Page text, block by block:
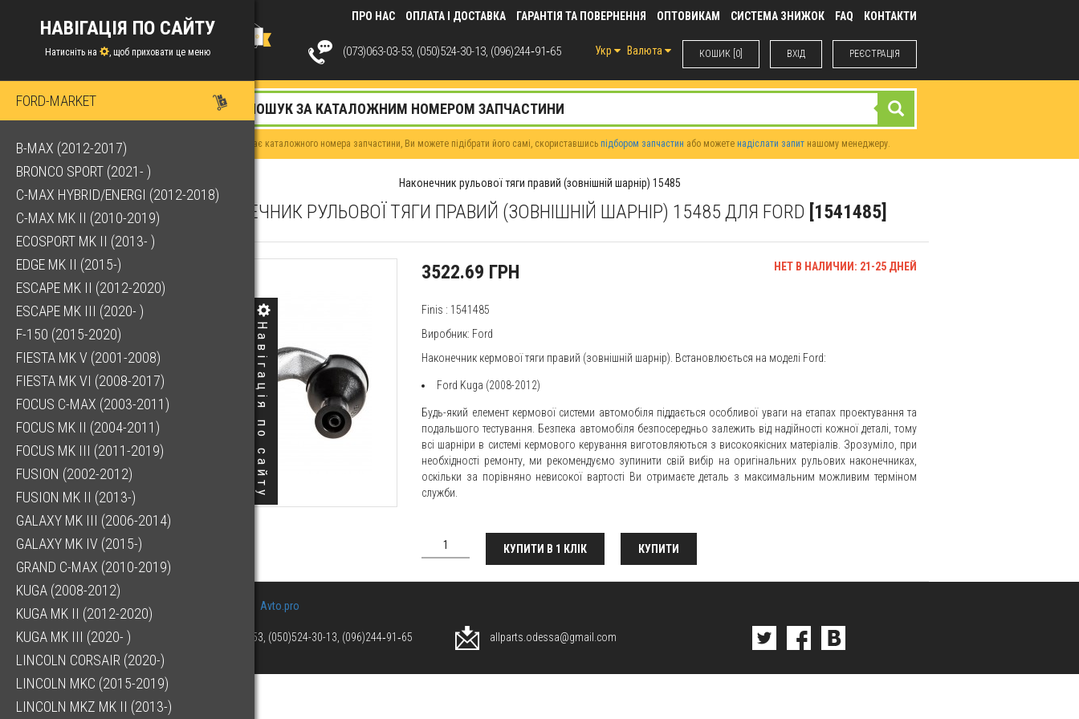
Навігація по сайту
ПРО НАС ОПЛАТА І ДОСТАВКА ГАРАНТІЯ ТА ПОВЕРНЕННЯ ОПТОВИКАМ СИСТЕМА ЗНИЖОК FAQ КОНТАКТИ
КОШИК [0] ВХIД РЕЄСТРАЦІЯ
Укр Валюта
(073)063-03-53, (050)524-30-13, (096)244‑91‑65
НАВІГАЦІЯ ПО САЙТУ
Натисніть на , щоб приховати це меню
FORD-MARKET
B-MAX (2012-2017)
BRONCO SPORT (2021- )
C-MAX HYBRID/ENERGI (2012-2018)
C-MAX MK II (2010-2019)
ECOSPORT MK II (2013- )
EDGE MK II (2015-)
ESCAPE MK II (2012-2020)
ESCAPE MK III (2020- )
F-150 (2015-2020)
FIESTA MK V (2001-2008)
FIESTA MK VI (2008-2017)
FOCUS C-MAX (2003-2011)
FOCUS MK II (2004-2011)
FOCUS MK III (2011-2019)
FUSION (2002-2012)
FUSION MK II (2013-)
GALAXY MK III (2006-2014)
GALAXY MK IV (2015-)
GRAND C-MAX (2010-2019)
KUGA (2008-2012)
KUGA MK II (2012-2020)
KUGA MK III (2020- )
LINCOLN CORSAIR (2020-)
LINCOLN MKC (2015-2019)
LINCOLN MKZ MK II (2013-)
Якщо у Вас немає каталожного номера запчастини, Ви можете підібрати його самі, скориставшись підбором запчастин або можете надіслати запит нашому менеджеру.
Наконечник рульової тяги правий (зовнішній шарнір) 15485
НАКОНЕЧНИК РУЛЬОВОЇ ТЯГИ ПРАВИЙ (ЗОВНІШНІЙ ШАРНІР) 15485 ДЛЯ FORD [1541485]
3522.69 ГРН НЕТ В НАЛИЧИИ: 21-25 ДНЕЙ
Finis : 1541485
Виробник: Ford
Наконечник кермової тяги правий (зовнішній шарнір). Встановлюється на моделі Ford:
Ford Kuga (2008-2012)
Будь-який елемент кермової системи автомобіля піддається особливої уваги на етапах проектування та
подальшого тестування. Безпека автомобіля безпосередньо залежить від надійності кожної деталі, тому
всі шарніри в системі кермового керування виготовляються з високоякісних матеріалів. Зрозуміло, при
необхідності ремонту, ми рекомендуємо зупинити свій вибір на оригінальних рульових наконечниках,
оскільки за порівняно невисокої вартості Ви отримаєте деталь з максимальним можливим терміном
служби.
КУПИТИ В 1 КЛІК КУПИТИ
Avto.pro
(073)063-03-53, (050)524-30-13, (096)244‑91‑65 allparts.odessa@gmail.com